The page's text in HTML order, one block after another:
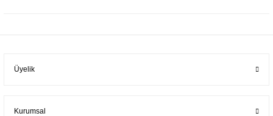
Üyelik
Kurumsal